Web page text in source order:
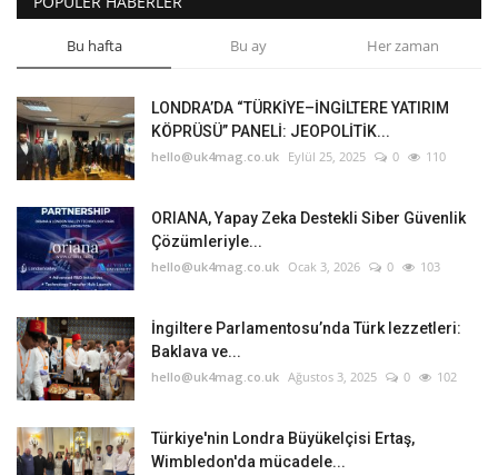
Bu hafta Bu ay Her zaman
LONDRA’DA “TÜRKİYE–İNGİLTERE YATIRIM
KÖPRÜSÜ” PANELİ: JEOPOLİTİK...
hello@uk4mag.co.uk Eylül 25, 2025 0 110
ORIANA, Yapay Zeka Destekli Siber Güvenlik
Çözümleriyle...
hello@uk4mag.co.uk Ocak 3, 2026 0 103
İngiltere Parlamentosu’nda Türk lezzetleri:
Baklava ve...
hello@uk4mag.co.uk Ağustos 3, 2025 0 102
Türkiye'nin Londra Büyükelçisi Ertaş,
Wimbledon'da mücadele...